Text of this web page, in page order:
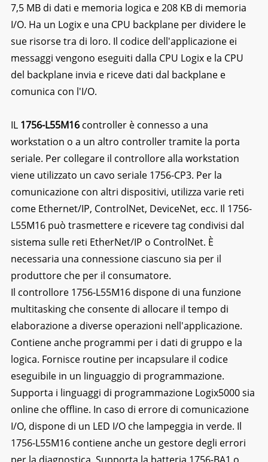
7,5 MB di dati e memoria logica e 208 KB di memoria
I/O. Ha un Logix e una CPU backplane per dividere le
sue risorse tra di loro. Il codice dell'applicazione ei
messaggi vengono eseguiti dalla CPU Logix e la CPU
del backplane invia e riceve dati dal backplane e
comunica con l'I/O.
IL 1756-L55M16 controller è connesso a una
workstation o a un altro controller tramite la porta
seriale. Per collegare il controllore alla workstation
viene utilizzato un cavo seriale 1756-CP3. Per la
comunicazione con altri dispositivi, utilizza varie reti
come Ethernet/IP, ControlNet, DeviceNet, ecc. Il 1756-
L55M16 può trasmettere e ricevere tag condivisi dal
sistema sulle reti EtherNet/IP o ControlNet. È
necessaria una connessione ciascuno sia per il
produttore che per il consumatore.
Il controllore 1756-L55M16 dispone di una funzione
multitasking che consente di allocare il tempo di
elaborazione a diverse operazioni nell'applicazione.
Contiene anche programmi per i dati di gruppo e la
logica. Fornisce routine per incapsulare il codice
eseguibile in un linguaggio di programmazione.
Supporta i linguaggi di programmazione Logix5000 sia
online che offline. In caso di errore di comunicazione
I/O, dispone di un LED I/O che lampeggia in verde. Il
1756-L55M16 contiene anche un gestore degli errori
per la diagnostica. Supporta la batteria 1756-BA1 o